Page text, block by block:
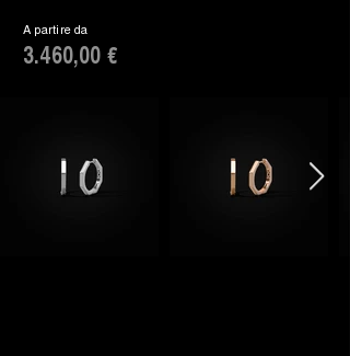
A partire da
3.460,00 €